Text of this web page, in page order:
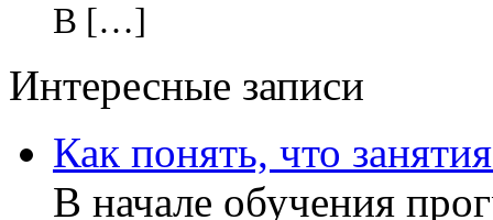
В […]
Интересные записи
Как понять, что
В начале обучения